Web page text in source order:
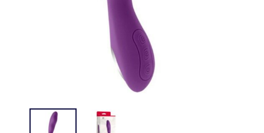
¿Ha perdido la contraseña?